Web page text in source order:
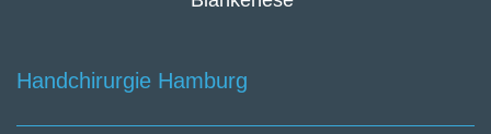
Handchirurgie Hamburg